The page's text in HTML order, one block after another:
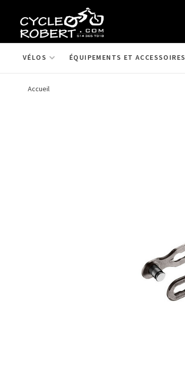
VÉLOS ÉQUIPEMENTS ET ACCESSOIRES
Accueil